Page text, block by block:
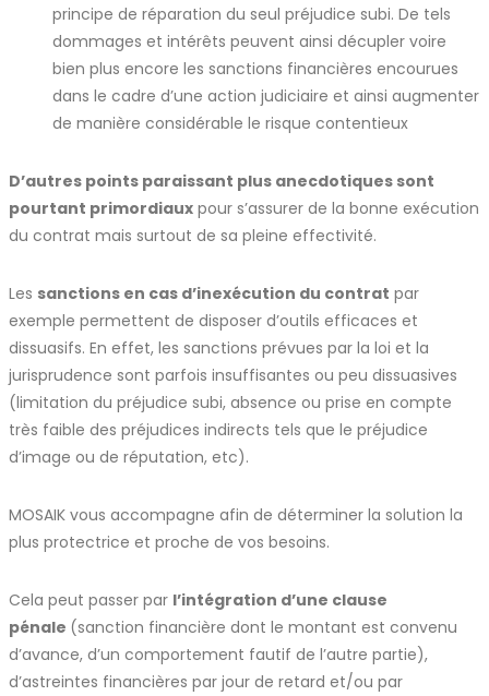
principe de réparation du seul préjudice subi. De tels
dommages et intérêts peuvent ainsi décupler voire
bien plus encore les sanctions financières encourues
dans le cadre d’une action judiciaire et ainsi augmenter
de manière considérable le risque contentieux
D’autres points paraissant plus anecdotiques sont
pourtant primordiaux pour s’assurer de la bonne exécution
du contrat mais surtout de sa pleine effectivité.
Les sanctions en cas d’inexécution du contrat par
exemple permettent de disposer d’outils efficaces et
dissuasifs. En effet, les sanctions prévues par la loi et la
jurisprudence sont parfois insuffisantes ou peu dissuasives
(limitation du préjudice subi, absence ou prise en compte
très faible des préjudices indirects tels que le préjudice
d’image ou de réputation, etc).
MOSAIK vous accompagne afin de déterminer la solution la
plus protectrice et proche de vos besoins.
Cela peut passer par l’intégration d’une clause
pénale (sanction financière dont le montant est convenu
d’avance, d’un comportement fautif de l’autre partie),
d’astreintes financières par jour de retard et/ou par